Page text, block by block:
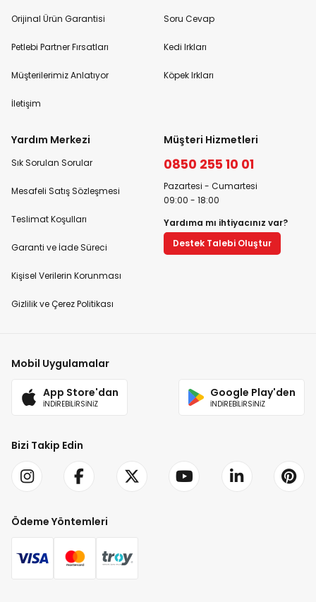
Orijinal Ürün Garantisi
Petlebi Partner Fırsatları
Müşterilerimiz Anlatıyor
İletişim
Soru Cevap
Kedi Irkları
Köpek Irkları
Yardım Merkezi
Sık Sorulan Sorular
Mesafeli Satış Sözleşmesi
Teslimat Koşulları
Garanti ve İade Süreci
Kişisel Verilerin Korunması
Gizlilik ve Çerez Politikası
Müşteri Hizmetleri
0850 255 10 01
Pazartesi - Cumartesi
09:00 - 18:00
Yardıma mı ihtiyacınız var?
Destek Talebi Oluştur
Mobil Uygulamalar
App Store'dan
İNDİREBİLİRSİNİZ
Google Play'den
İNDİREBİLİRSİNİZ
Bizi Takip Edin
Ödeme Yöntemleri